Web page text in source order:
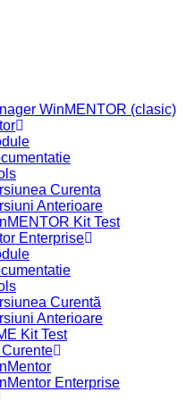
WinMENTOR (clasic)
Curenta
Anterioare
Kit Test
Enterprise
Curentă
Anterioare
Kit Test
Enterprise